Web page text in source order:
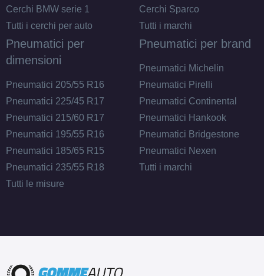
Cerchi BMW serie 1
Tutti i cerchi per auto
Cerchi Sparco
Tutti i marchi
Pneumatici per
dimensioni
Pneumatici 205/55 R16
Pneumatici 225/45 R17
Pneumatici 215/60 R17
Pneumatici 195/55 R16
Pneumatici 185/65 R15
Pneumatici 235/55 R18
Tutti le misure
Pneumatici per brand
Pneumatici Michelin
Pneumatici Pirelli
Pneumatici Continental
Pneumatici Hankook
Pneumatici Bridgestone
Pneumatici Nexen
Tutti i marchi